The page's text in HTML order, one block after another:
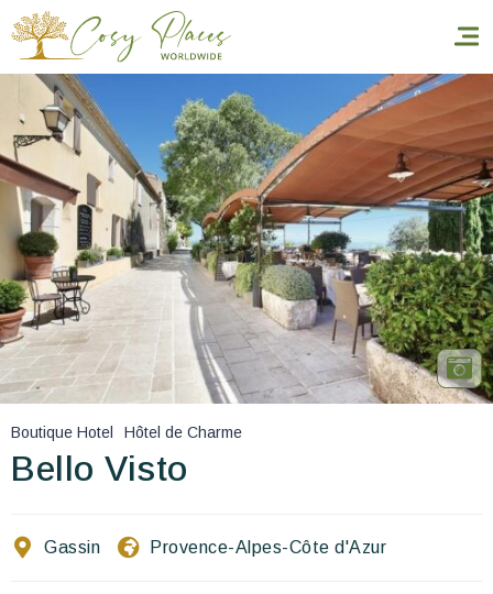
Accueil
Réserver un séjour
Nos adresses dans le monde
World’s Best Hotels
Vous faire voyager
Les séjours à thème
Boutique Hotel Hôtel de Charme
Bello Visto
Gassin Provence-Alpes-Côte d'Azur